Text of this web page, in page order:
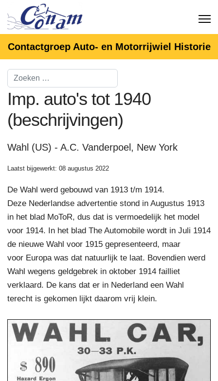
Contactgroep Auto- en Motorrijwiel Historie
Imp. auto's tot 1940
(beschrijvingen)
Wahl (US) - A.C. Vanderpoel, New York
Laatst bijgewerkt: 08 augustus 2022
De Wahl werd gebouwd van 1913 t/m 1914.
Deze Nederlandse advertentie stond in Augustus 1913
in het blad MoToR, dus dat is vermoedelijk het model
voor 1914. In het blad The Automobile wordt in Juli 1914
de nieuwe Wahl voor 1915 gepresenteerd, maar
voor Europa was dat natuurlijk te laat. Bovendien werd
Wahl wegens geldgebrek in oktober 1914 failliet
verklaard. De kans dat er in Nederland een Wahl
terecht is gekomen lijkt daarom vrij klein.